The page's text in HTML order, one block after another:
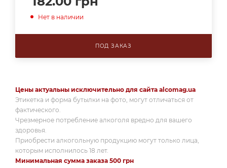
Нет в наличии
ПОД ЗАКАЗ
Цены актуальны исключительно для сайта alcomag.ua
Этикетка и форма бутылки на фото, могут отличаться от
фактического.
Чрезмерное потребление алкоголя вредно для вашего
здоровья.
Приобрести алкогольную продукцию могут только лица,
которым исполнилось 18 лет.
Минимальная сумма заказа 500 грн